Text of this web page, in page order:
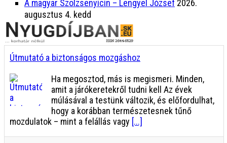
A magyar Szolzsenyicin – Lengyel József 2026.
augusztus 4. kedd
Útmutató a biztonságos mozgáshoz
Ha megosztod, más is megismeri. Minden,
amit a járókeretekről tudni kell Az évek
múlásával a testünk változik, és előfordulhat,
hogy a korábban természetesnek tűnő
mozdulatok – mint a felállás vagy [...]